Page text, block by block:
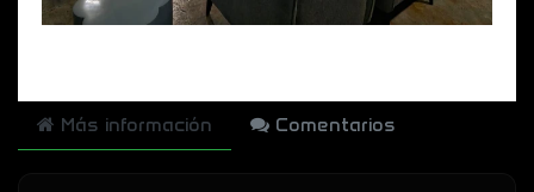
Más información Comentarios